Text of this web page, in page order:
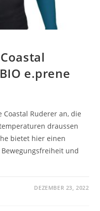
e.prene
Ruderer an, die
draussen
bietet hier einen
und
DEZEMBER 23, 2022